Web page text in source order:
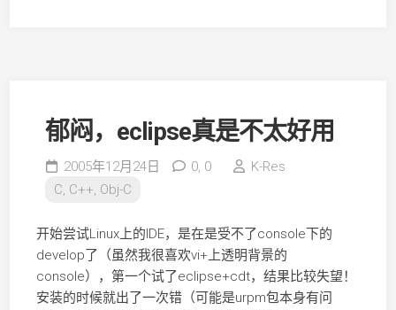
郁闷，eclipse真是不太好用
2005年12月24日 0, 0
K-Res
C, C++, Obj-C
开始尝试Linux上的IDE，是在是受不了console下的
develop了（虽然我很喜欢vi+上透明背景的
console），第一个试了eclipse+cdt，结果比较失望！
安装的时候就出了一次错（可能是urpm包本身有问